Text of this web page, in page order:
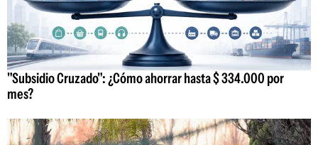
"Subsidio Cruzado": ¿Cómo ahorrar hasta $ 334.000 por
mes?